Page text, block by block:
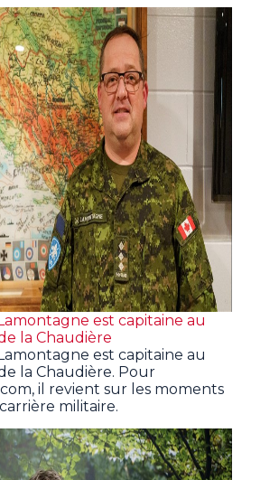
est capitaine au
la Chaudière
est capitaine au
la Chaudière. Pour
il revient sur les moments
militaire.